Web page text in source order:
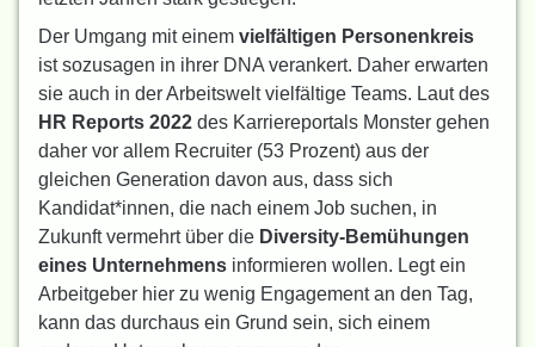
Der Umgang mit einem vielfältigen Personenkreis
ist sozusagen in ihrer DNA verankert. Daher erwarten
sie auch in der Arbeitswelt vielfältige Teams. Laut des
HR Reports 2022 des Karriereportals Monster gehen
daher vor allem Recruiter (53 Prozent) aus der
gleichen Generation davon aus, dass sich
Kandidat*innen, die nach einem Job suchen, in
Zukunft vermehrt über die Diversity-Bemühungen
eines Unternehmens informieren wollen. Legt ein
Arbeitgeber hier zu wenig Engagement an den Tag,
kann das durchaus ein Grund sein, sich einem